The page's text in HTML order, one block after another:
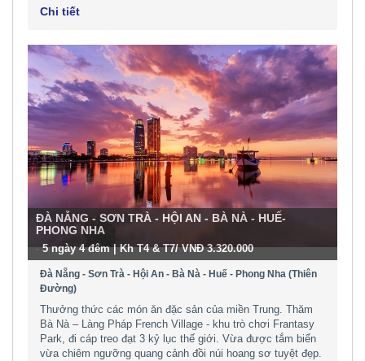
Chi tiết
ĐÀ NẴNG - SƠN TRÀ - HỘI AN - BÀ NÀ - HUẾ-
PHONG NHA
-5 ngày 4 đêm | Kh T4 & T7/ VNĐ 3.320.000
Đà Nẵng - Sơn Trà - Hội An - Bà Nà - Huế - Phong Nha (Thiên
Đường)
Thưởng thức các món ăn đặc sản của miền Trung. Thăm
Bà Nà – Làng Pháp French Village - khu trò chơi Frantasy
Park, đi cáp treo đạt 3 kỷ lục thế giới. Vừa được tắm biển
vừa chiêm ngưỡng quang cảnh đồi núi hoang sơ tuyệt đẹp.